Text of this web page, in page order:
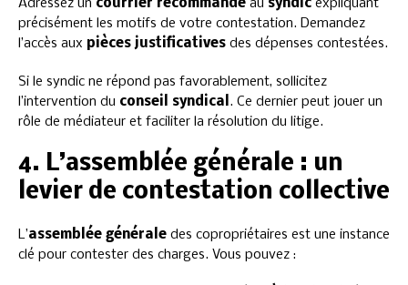
Adressez un courrier recommandé au syndic expliquant
précisément les motifs de votre contestation. Demandez
l’accès aux pièces justificatives des dépenses contestées.
Si le syndic ne répond pas favorablement, sollicitez
l’intervention du conseil syndical . Ce dernier peut jouer un
rôle de médiateur et faciliter la résolution du litige.
4. L’assemblée générale : un
levier de contestation collective
L’assemblée générale des copropriétaires est une instance
clé pour contester des charges. Vous pouvez :